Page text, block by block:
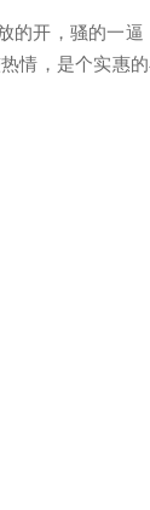
开，骚的一
情，是个实惠